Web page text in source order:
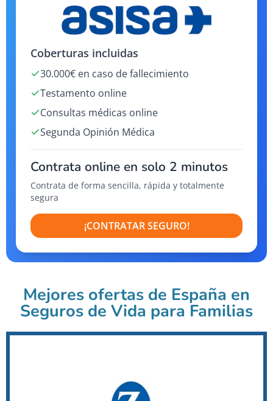
Coberturas incluidas
30.000€ en caso de fallecimiento
Testamento online
Consultas médicas online
Segunda Opinión Médica
Contrata online en solo 2 minutos
Contrata de forma sencilla, rápida y totalmente
segura
¡CONTRATAR SEGURO!
Mejores ofertas de España en
Seguros de Vida para Familias